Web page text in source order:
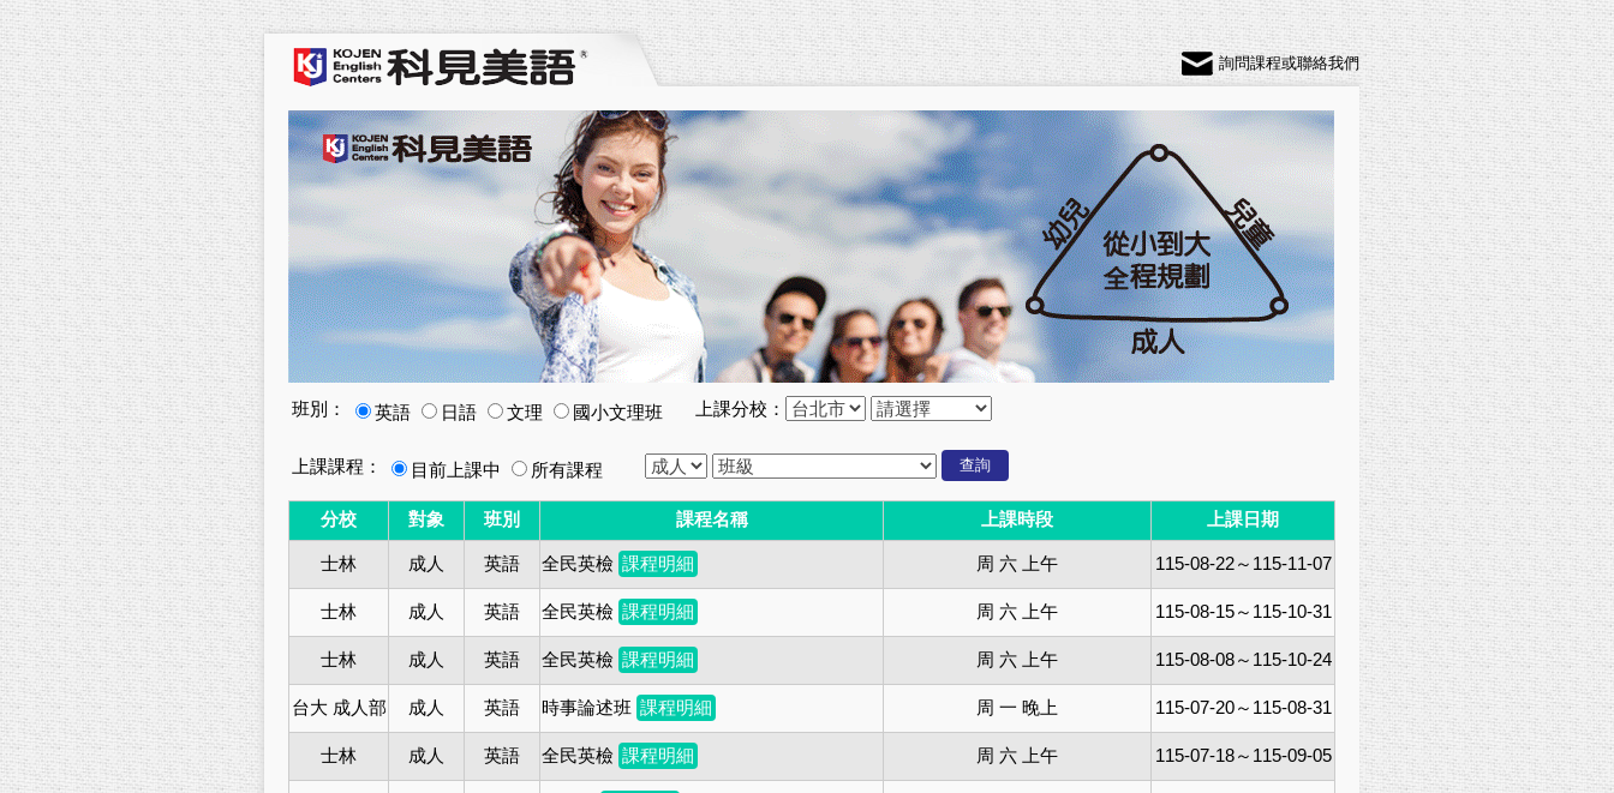
詢問課程或聯絡我們
班別： 英語 日語 文理 國小文理班 上課分校：
上課課程： 目前上課中 所有課程
分校 對象 班別 課程名稱 上課時段 上課日期
士林 成人 英語 全民英檢 課程明細 周 六 上午 115-08-22～115-11-07
士林 成人 英語 全民英檢 課程明細 周 六 上午 115-08-15～115-10-31
士林 成人 英語 全民英檢 課程明細 周 六 上午 115-08-08～115-10-24
台大 成人部 成人 英語 時事論述班 課程明細 周 一 晚上 115-07-20～115-08-31
士林 成人 英語 全民英檢 課程明細 周 六 上午 115-07-18～115-09-05